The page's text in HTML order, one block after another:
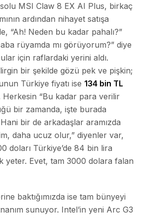
MSI Claw 8 EX AI Plus, birkaç
ardından nihayet satışa
“Ah! Neden bu kadar pahalı?”
rüyamda mı görüyorum?” diye
için raflardaki yerini aldı.
bir şekilde gözü pek ve pişkin;
Türkiye fiyatı ise 134 bin TL
“Bu kadar para verilir
bir zamanda, işte burada
Hani bir de arkadaşlar aramızda
daha ucuz olur,” diyenler var,
doları Türkiye’de 84 bin lira
yeter. Evet, tam 3000 dolara falan
baktığımızda ise tam bünyeyi
sunuyor. Intel’in yeni Arc G3